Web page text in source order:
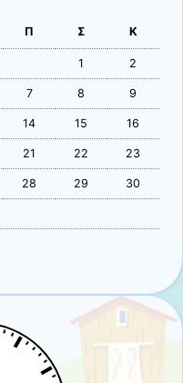
Π Σ Κ
1 2
7 8 9
14 15 16
21 22 23
28 29 30